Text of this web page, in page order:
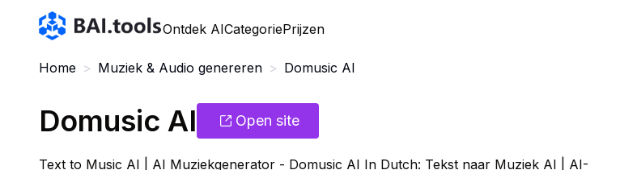
Bai.tools
Ontdek AICategoriePrijzen
Home > Muziek & Audio genereren > Domusic AI
Domusic AI Open site
Text to Music AI | AI Muziekgenerator - Domusic AI In Dutch: Tekst naar Muziek AI | AI-